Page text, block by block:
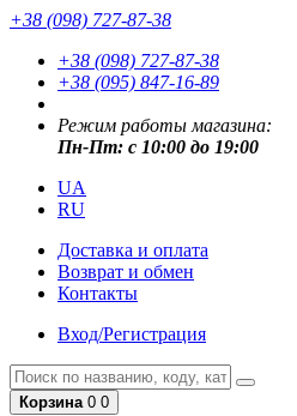
+38 (098) 727-87-38
+38 (098) 727-87-38
+38 (095) 847-16-89
Режим работы магазина:
Пн-Пт: с 10:00 до 19:00
UA
RU
Доставка и оплата
Возврат и обмен
Контакты
Вход/Регистрация
Корзина 0 0